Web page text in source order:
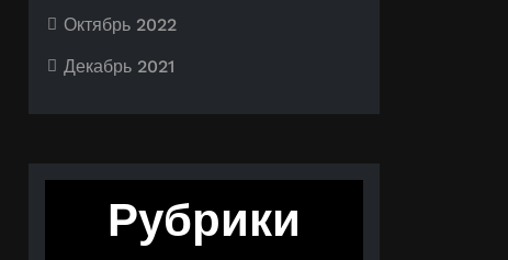
Октябрь 2022
Декабрь 2021
Рубрики